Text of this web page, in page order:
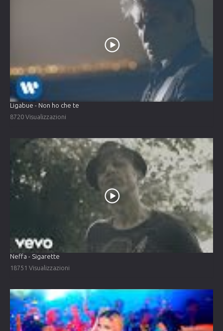
Ligabue - Non ho che te
8720 Visualizzazioni
Neffa - Sigarette
18751 Visualizzazioni